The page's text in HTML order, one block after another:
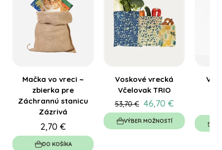
Mačka vo vreci ~
zbierka pre
Záchrannú stanicu
Zázrivá
2,70 €
DO KOŠÍKA
Voskové vrecká
Včelovak TRIO
53,70 € 46,70 €
VÝBER MOŽNOSTÍ